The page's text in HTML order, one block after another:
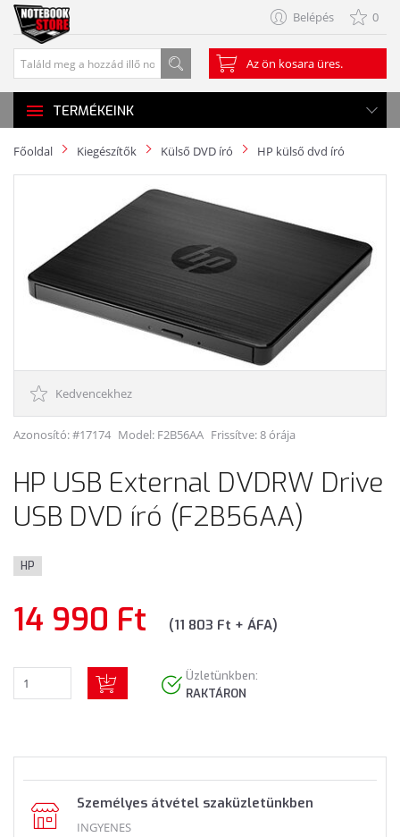
Belépés 0
Az ön kosara üres.
TERMÉKEINK
Főoldal Kiegészítők Külső DVD író HP külső dvd író
Kedvencekhez
Azonosító: #17174 Model: F2B56AA Frissítve: 8 órája
HP USB External DVDRW Drive
USB DVD író (F2B56AA)
HP
14 990 Ft (11 803 Ft + ÁFA)
Üzletünkben:
RAKTÁRON
Személyes átvétel szaküzletünkben
INGYENES